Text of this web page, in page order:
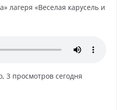
лагеря «Веселая карусель и
3 просмотров сегодня